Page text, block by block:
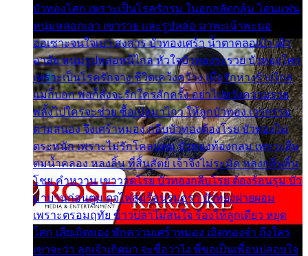
บัวทองโศก เพราะเป็นโรครักรุม ในอกกลัดกลุ้ม โดนแฟน
หนุ่มหลอกเอา เขารวย และรูปหล่อ มาพะเน้าพะนอ
ออเซาะจนใจเบา สงสาร บัวทองเศร้า น้ำตาคลอเบ้า เฝ้า
อาลัย หนุ่มรูปหล่อหนีไกล หัวใจบัวทองระรวย บัวทองโศก
เพราะเป็นโรครักจาง ชีวิตเคว้งคว้าง เมื่อรักห่างร้างไกล
แม่ก็บอก พ่อก็สั่งจะรักใครสักครั้ง อย่าไปหวังความรวย
พลั้งไปใครจะช่วย ซื้อเปลมาไกว ให้ลูกบัวทอง เวรกรรม
ตามสนอง จึงเศร้าหมอง กลีบบัวทองต้องโรย บัวทองไม่
ตระหนัก เพราะไม่รักโคลนตม บัวทองท้องกลม เพราะลืม
ตมน้ำคลอง หลงลิ้น ที่สิ้นสัตย์ เจ้าจึงไม่ระมัด หลงกลิ่นลิ้น
โชย คำหวาน เขาวาดโรย บัวทองกลีบโรย ต้องร้อนรุม บัว
มาบานก่อนตูม ดุจไฟสุมร้อนรุมอุรา บัวทองผ่ายผอม
เพราะตรอมฤทัย ข้าวปลาไม่สนใจ ร้องไห้ลูกเดียว หยุด
โศก เสียเถิดทอง พักความเศร้าหมอง เถิดทองจ๋า ถึงใคร
เขาจะว่า ลูกเจ้าเกิดมา จะชื่อว่าไง พี่ขอเป็นเพื่อนปลอบใจ